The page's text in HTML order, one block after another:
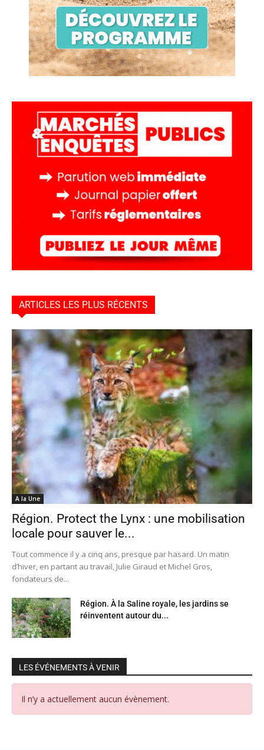
ARTICLES LES PLUS RÉCENTS
A la Une
Région. Protect the Lynx : une mobilisation
locale pour sauver le...
Tout commence il y a cinq ans, presque par hasard. Un matin
d’hiver, en partant au travail, Julie Giraud et Michel Gros,
fondateurs de...
Région. À la Saline royale, les jardins se
réinventent autour du...
LES ÉVÉNEMENTS À VENIR
Il n’y a actuellement aucun évènement.